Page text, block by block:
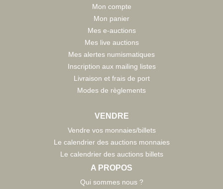
Mon compte
Mon panier
Mes e-auctions
Mes live auctions
Mes alertes numismatiques
Inscription aux mailing listes
Livraison et frais de port
Modes de règlements
VENDRE
Vendre vos monnaies/billets
Le calendrier des auctions monnaies
Le calendrier des auctions billets
A PROPOS
Qui sommes nous ?